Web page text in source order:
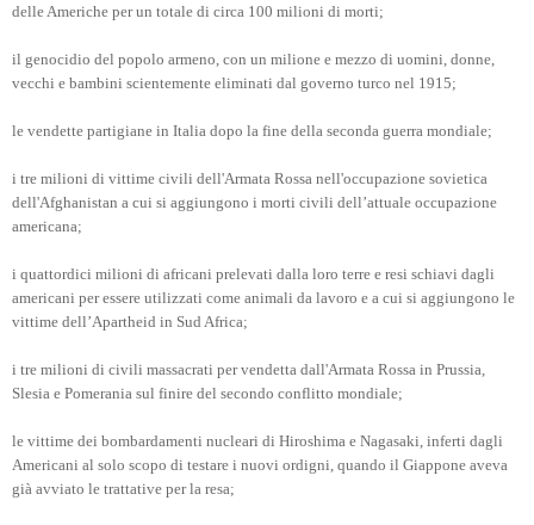
delle Americhe per un totale di circa 100 milioni di morti;
il genocidio del popolo armeno, con un milione e mezzo di uomini, donne,
vecchi e bambini scientemente eliminati dal governo turco nel 1915;
le vendette partigiane in Italia dopo la fine della seconda guerra mondiale;
i tre milioni di vittime civili dell'Armata Rossa nell'occupazione sovietica
dell'Afghanistan a cui si aggiungono i morti civili dell’attuale occupazione
americana;
i quattordici milioni di africani prelevati dalla loro terre e resi schiavi dagli
americani per essere utilizzati come animali da lavoro e a cui si aggiungono le
vittime dell’Apartheid in Sud Africa;
i tre milioni di civili massacrati per vendetta dall'Armata Rossa in Prussia,
Slesia e Pomerania sul finire del secondo conflitto mondiale;
le vittime dei bombardamenti nucleari di Hiroshima e Nagasaki, inferti dagli
Americani al solo scopo di testare i nuovi ordigni, quando il Giappone aveva
già avviato le trattative per la resa;